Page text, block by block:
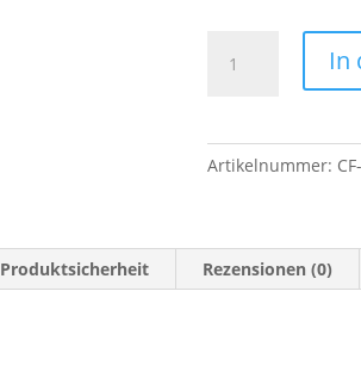
In
Artikelnummer:
Produktsicherheit Rezensionen (0)